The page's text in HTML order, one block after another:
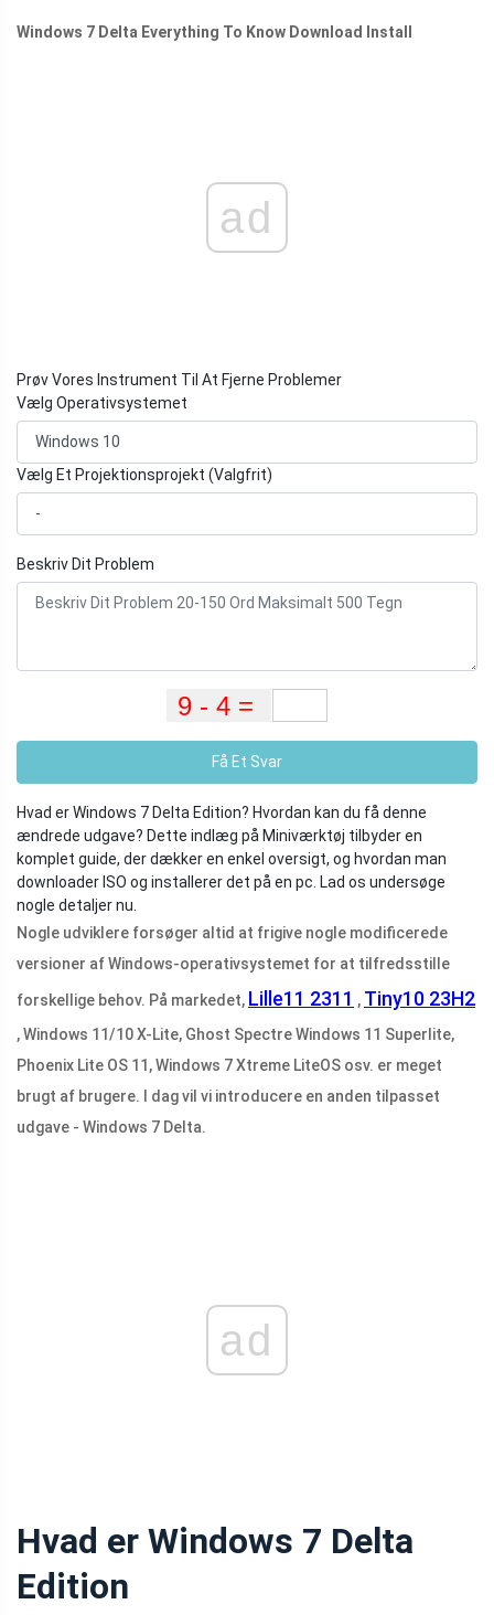
Windows 7 Delta Everything To Know Download Install
ad
Prøv Vores Instrument Til At Fjerne Problemer
Vælg Operativsystemet
Vælg Et Projektionsprojekt (Valgfrit)
Beskriv Dit Problem
Få Et Svar
Hvad er Windows 7 Delta Edition? Hvordan kan du få denne
ændrede udgave? Dette indlæg på Miniværktøj tilbyder en
komplet guide, der dækker en enkel oversigt, og hvordan man
downloader ISO og installerer det på en pc. Lad os undersøge
nogle detaljer nu.
Nogle udviklere forsøger altid at frigive nogle modificerede
versioner af Windows-operativsystemet for at tilfredsstille
forskellige behov. På markedet, Lille11 2311 , Tiny10 23H2
, Windows 11/10 X-Lite, Ghost Spectre Windows 11 Superlite,
Phoenix Lite OS 11, Windows 7 Xtreme LiteOS osv. er meget
brugt af brugere. I dag vil vi introducere en anden tilpasset
udgave - Windows 7 Delta.
ad
Hvad er Windows 7 Delta
Edition